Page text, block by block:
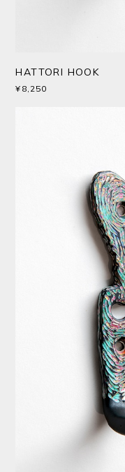
HATTORI HOOK
¥8,250